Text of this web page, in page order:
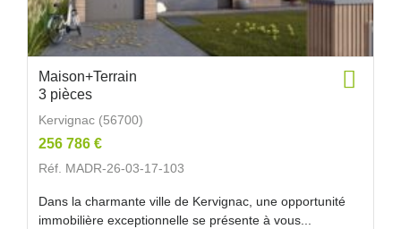
Maison+Terrain
3 pièces
Kervignac (56700)
256 786 €
Réf. MADR-26-03-17-103
Dans la charmante ville de Kervignac, une opportunité
immobilière exceptionnelle se présente à vous...